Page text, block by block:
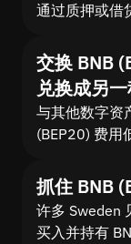
通过质押或借
交换 BNB
兑换成另
与其他数字资
(BEP20) 费用
抓住 BNB
许多 Sweden
买入并持有